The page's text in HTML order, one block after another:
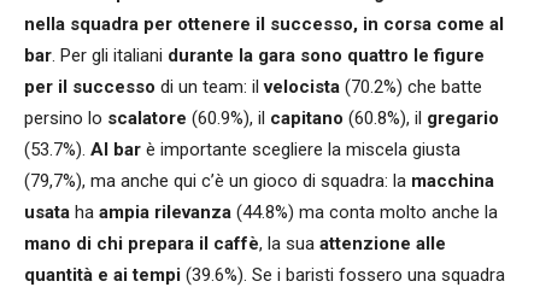
nella squadra per ottenere il successo, in corsa come al
bar. Per gli italiani durante la gara sono quattro le figure
per il successo di un team: ilvelocista (70.2%) che batte
persino lo scalatore (60.9%), il capitano (60.8%), il gregario
(53.7%). Al bar è importante scegliere la miscela giusta
(79,7%), ma anche qui c’è un gioco di squadra: la macchina
usata ha ampia rilevanza (44.8%) ma conta molto anche la
mano di chi prepara il caffè, la sua attenzione alle
quantità e ai tempi (39.6%). Se i baristi fossero una squadra